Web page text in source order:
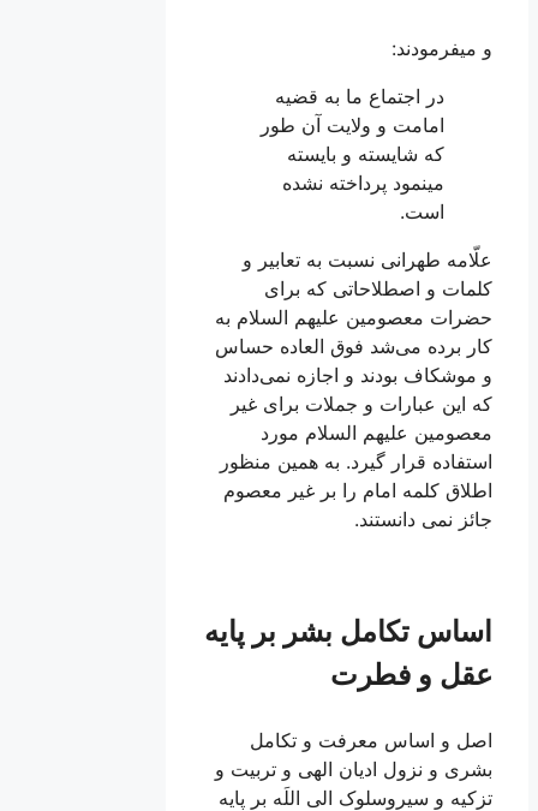
و می‏فرمودند:
در اجتماع ما به قضيه
امامت و ولايت آن طور
كه شايسته و بايسته
می‏نمود پرداخته نشده
است.
علّامه طهرانى نسبت به تعابير و
كلمات و اصطلاحاتى كه براى
حضرات معصومين علیهم السلام به
كار برده می‌‏شد فوق العاده حساس
و موشكاف بودند و اجازه نمی‌دادند
كه اين عبارات و جملات براى غير
معصومين علیهم السلام مورد
استفاده قرار گيرد. به همین منظور
اطلاق کلمه امام را بر غیر معصوم
جائز نمی دانستند.
اساس تکامل بشر بر پایه
عقل و فطرت
اصل و اساس معرفت و تكامل
بشرى و نزول اديان الهى و تربيت و
تزكيه و سيروسلوک الى اللَه بر پايه